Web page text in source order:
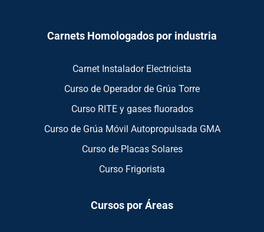
Carnets Homologados por industria
Carnet Instalador Electricista
Curso de Operador de Grúa Torre
Curso RITE y gases fluorados
Curso de Grúa Móvil Autopropulsada GMA
Curso de Placas Solares
Curso Frigorista
Cursos por Áreas